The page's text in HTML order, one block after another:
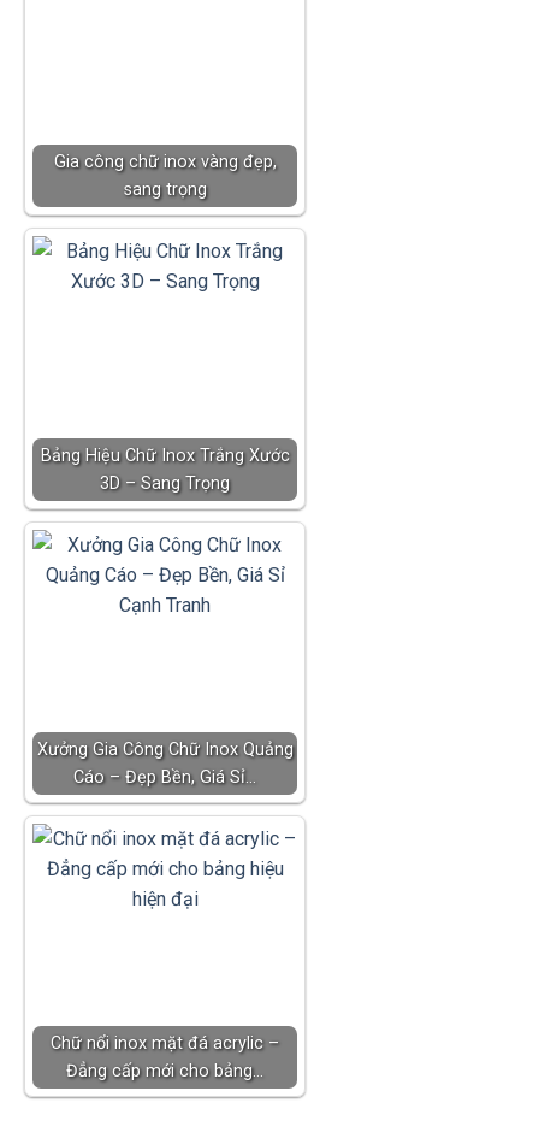
Gia công chữ inox vàng đẹp,
sang trọng
Bảng Hiệu Chữ Inox Trắng Xước
3D – Sang Trọng
Xưởng Gia Công Chữ Inox Quảng
Cáo – Đẹp Bền, Giá Sỉ…
Chữ nổi inox mặt đá acrylic –
Đẳng cấp mới cho bảng…